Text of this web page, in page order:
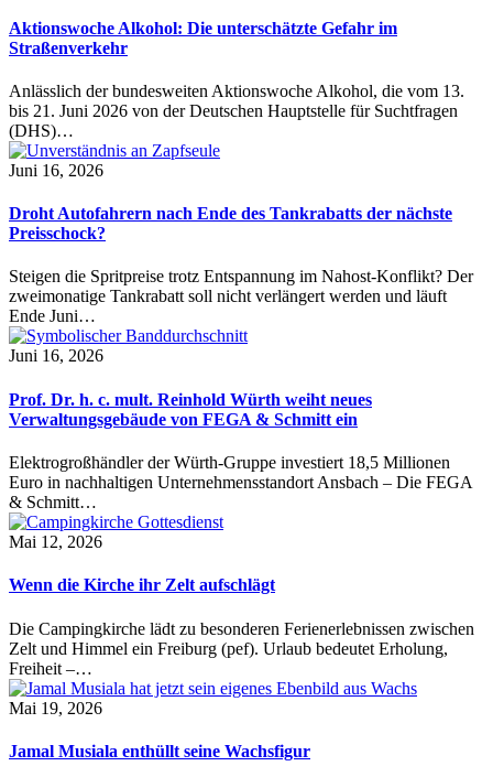
Aktionswoche Alkohol: Die unterschätzte Gefahr im
Straßenverkehr
Anlässlich der bundesweiten Aktionswoche Alkohol, die vom 13.
bis 21. Juni 2026 von der Deutschen Hauptstelle für Suchtfragen
(DHS)…
Juni 16, 2026
Droht Autofahrern nach Ende des Tankrabatts der nächste
Preisschock?
Steigen die Spritpreise trotz Entspannung im Nahost-Konflikt? Der
zweimonatige Tankrabatt soll nicht verlängert werden und läuft
Ende Juni…
Juni 16, 2026
Prof. Dr. h. c. mult. Reinhold Würth weiht neues
Verwaltungsgebäude von FEGA & Schmitt ein
Elektrogroßhändler der Würth-Gruppe investiert 18,5 Millionen
Euro in nachhaltigen Unternehmensstandort Ansbach – Die FEGA
& Schmitt…
Mai 12, 2026
Wenn die Kirche ihr Zelt aufschlägt
Die Campingkirche lädt zu besonderen Ferienerlebnissen zwischen
Zelt und Himmel ein Freiburg (pef). Urlaub bedeutet Erholung,
Freiheit –…
Mai 19, 2026
Jamal Musiala enthüllt seine Wachsfigur